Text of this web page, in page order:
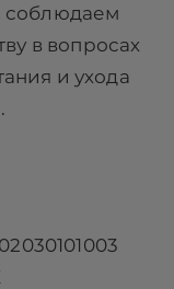
соблюдаем
в вопросах
и ухода